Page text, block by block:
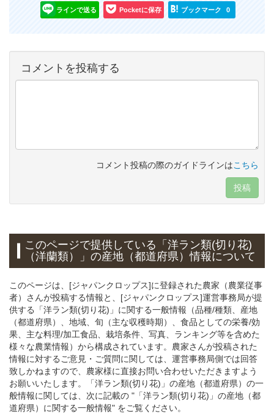
ラインで送る Pocketに保存 ブックマーク 0
コメントを投稿する
コメント投稿の際のガイドラインはこちら
投稿
このページで提供している「洋ラン類(切り花)
（洋蘭類）」の産地（都道府県）情報について
このページは、[ジャパンクロップス]に登録された農家（農業従事
者）さんが投稿する情報と、[ジャパンクロップス]運営事務局が提
供する「洋ラン類(切り花)」に関する一般情報（品種/種類、産地
（都道府県）、地域、旬（主な収穫時期）、食品としての栄養/効
果、主な料理/加工食品、栽培条件、写真、ランキング等を含めた
様々な農業情報）から構成されています。農家さんが投稿された
情報に対するご意見・ご質問に関しては、運営事務局側では回答
致しかねますので、農家様に直接お問い合わせいただきますよう
お願いいたします。「洋ラン類(切り花)」の産地（都道府県）の一
般情報に関しては、次に記載の "「洋ラン類(切り花)」の産地（都
道府県）に関する一般情報" をご覧ください。